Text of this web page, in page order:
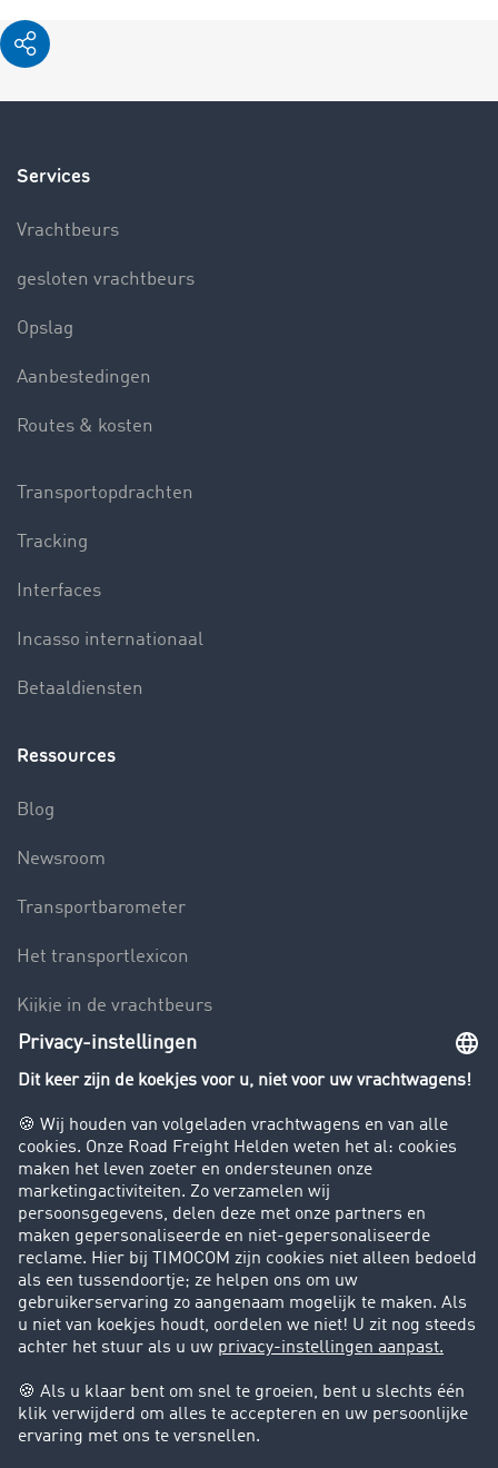
Services
Vrachtbeurs
gesloten vrachtbeurs
Opslag
Aanbestedingen
Routes & kosten
Transportopdrachten
Tracking
Interfaces
Incasso internationaal
Betaaldiensten
Ressources
Blog
Newsroom
Transportbarometer
Het transportlexicon
Kijkje in de vrachtbeurs
Rijverbod voor vrachtwagens
Bedrijf
Success Stories
Klanten werven klanten
Support
Contact
Juridische informatie
Juridische info